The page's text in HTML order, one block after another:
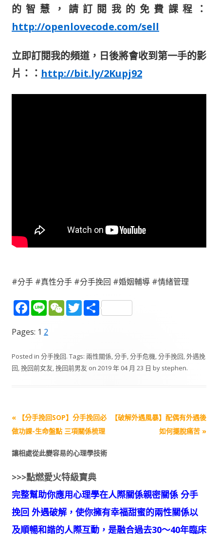
的智慧，請訂閱我的免費課程：
http://openlovecode.com/sell
立即訂閱我的頻道，日後將會收到第一手的影
片：： http://bit.ly/2Kupj92
#分手 #真性分手 #分手挽回 #婚姻輔導 #情緒管理
F
ac
e
b
o
Li
n
e
W
h
at
T
er
分
Pages: 1 2
Posted in 分手挽回. Tags: 兩性關係,分手,分手危機,分手挽回,外遇挽
回,挽回前女友,挽回前男友 on 2019 年 04 月 23 日 by stephen.
Post
navigation
« 【分手挽回SOP】分手挽回必
做功課-生命盤點 三項關係梳理
【破解外遇風暴】配偶有外遇後
如何擺脫痛苦 »
讓相處從此變容易的心理學技術
>>>點燃愛火特級寶典
完整幫助你應用心理學在人際關係親密關係 分手
挽回 外遇破解，使你擁有幸福甜蜜的兩性關係以
及順暢和諧的人際互動，是融合過去30～40年臨床